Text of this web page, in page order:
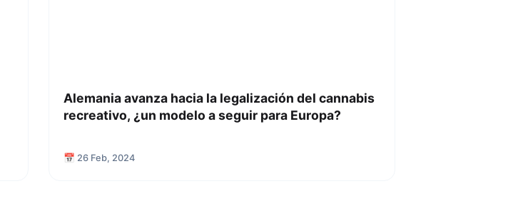
Alemania avanza hacia la legalización del cannabis
recreativo, ¿un modelo a seguir para Europa?
📅 26 Feb, 2024